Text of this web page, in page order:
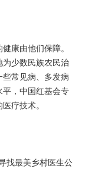
康由他们保障。
为少数民族农民治
常见病、多发病
平，中国红基会专
疗技术。
找最美乡村医生公